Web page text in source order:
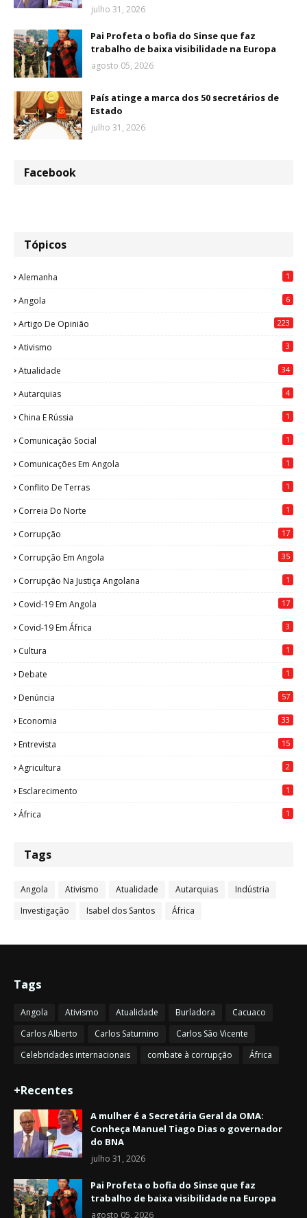
julho 31, 2026
Pai Profeta o bofia do Sinse que faz
trabalho de baixa visibilidade na Europa
agosto 05, 2026
País atinge a marca dos 50 secretários de
Estado
julho 31, 2026
Facebook
Tópicos
Alemanha 1
Angola 6
Artigo De Opinião 223
Ativismo 3
Atualidade 34
Autarquias 4
China E Rússia 1
Comunicação Social 1
Comunicações Em Angola 1
Conflito De Terras 1
Correia Do Norte 1
Corrupção 17
Corrupção Em Angola 35
Corrupção Na Justiça Angolana 1
Covid-19 Em Angola 17
Covid-19 Em África 3
Cultura 1
Debate 1
Denúncia 57
Economia 33
Entrevista 15
Agricultura 2
Esclarecimento 1
África 1
Tags
Angola Ativismo Atualidade Autarquias
Indústria
Investigação
Isabel dos Santos África
Tags
Angola Ativismo Atualidade Burladora
Cacuaco
Carlos Alberto
Carlos Saturnino
Carlos São Vicente
Celebridades internacionais
combate à corrupção África
+Recentes
A mulher é a Secretária Geral da OMA:
Conheça Manuel Tiago Dias o governador
do BNA
julho 31, 2026
Pai Profeta o bofia do Sinse que faz
trabalho de baixa visibilidade na Europa
agosto 05, 2026